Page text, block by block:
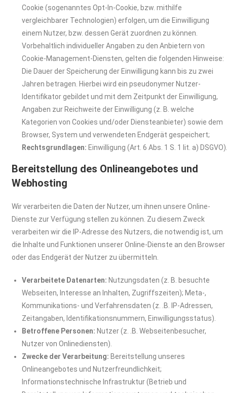
Cookie (sogenanntes Opt-In-Cookie, bzw. mithilfe
vergleichbarer Technologien) erfolgen, um die Einwilligung
einem Nutzer, bzw. dessen Gerät zuordnen zu können.
Vorbehaltlich individueller Angaben zu den Anbietern von
Cookie-Management-Diensten, gelten die folgenden Hinweise:
Die Dauer der Speicherung der Einwilligung kann bis zu zwei
Jahren betragen. Hierbei wird ein pseudonymer Nutzer-
Identifikator gebildet und mit dem Zeitpunkt der Einwilligung,
Angaben zur Reichweite der Einwilligung (z. B. welche
Kategorien von Cookies und/oder Diensteanbieter) sowie dem
Browser, System und verwendeten Endgerät gespeichert;
Rechtsgrundlagen: Einwilligung (Art. 6 Abs. 1 S. 1 lit. a)
Bereitstellung des Onlineangebotes und
Webhosting
Wir verarbeiten die Daten der Nutzer, um ihnen unsere Online-
Dienste zur Verfügung stellen zu können. Zu diesem Zweck
verarbeiten wir die IP-Adresse des Nutzers, die notwendig ist, um
die Inhalte und Funktionen unserer Online-Dienste an den Browser
oder das Endgerät der Nutzer zu übermitteln.
Verarbeitete Datenarten: Nutzungsdaten (z. B. besuchte
Webseiten, Interesse an Inhalten, Zugriffszeiten); Meta-,
Kommunikations- und Verfahrensdaten (z. .B. IP-Adressen,
Zeitangaben, Identifikationsnummern, Einwilligungsstatus).
Betroffene Personen: Nutzer (z. .B. Webseitenbesucher,
Nutzer von Onlinediensten).
Zwecke der Verarbeitung: Bereitstellung unseres
Onlineangebotes und Nutzerfreundlichkeit;
Informationstechnische Infrastruktur (Betrieb und